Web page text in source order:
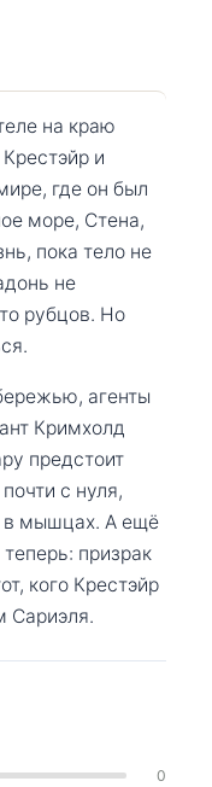
на краю
и
где он был
море, Стена,
пока тело не
не
рубцов. Но
агенты
Кримхолд
предстоит
с нуля,
в мышцах. А ещё
призрак
кого Крестэйр
Сариэля.
0